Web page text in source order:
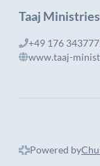
Taaj
+49 176
www.taaj-
Powered by